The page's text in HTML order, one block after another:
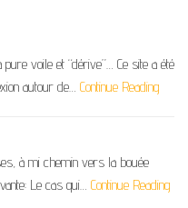
voile et “dérive”… Ce site a été
autour de… Continue Reading
à mi chemin vers la bouée
Le cas qui… Continue Reading